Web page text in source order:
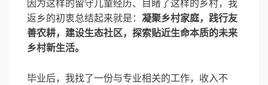
因为这样的留守儿童经历、目睹了这样的乡村，我
返乡的初衷总结起来就是： 凝聚乡村家庭，践行友
善农耕，建设生态社区，探索贴近生命本质的未来
乡村新生活。
毕业后，我找了一份与专业相关的工作，收入不